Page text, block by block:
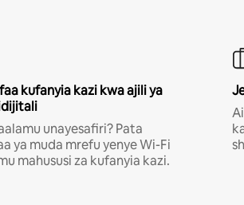
kufanyia kazi kwa ajili ya
unayesafiri? Pata
ya muda mrefu yenye Wi-Fi
mahususi za kufanyia kazi.